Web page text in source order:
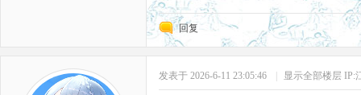
回复
发表于 2026-6-11 23:05:46 显示全部楼层 IP: